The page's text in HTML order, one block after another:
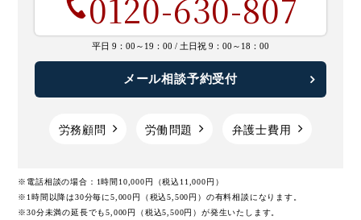
0120-630-807
平日 9：00～19：00 / 土日祝 9：00～18：00
メール相談予約受付
労務顧問 労働問題 弁護士費用
※電話相談の場合：1時間10,000円（税込11,000円）
※1時間以降は30分毎に5,000円（税込5,500円）の有料相談になります。
※30分未満の延長でも5,000円（税込5,500円）が発生いたします。